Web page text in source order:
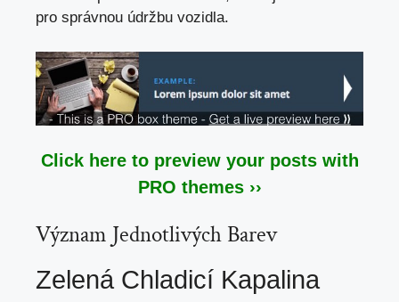
pro správnou údržbu vozidla.
Click here to preview your posts with
PRO themes ››
Význam Jednotlivých Barev
Zelená Chladicí Kapalina